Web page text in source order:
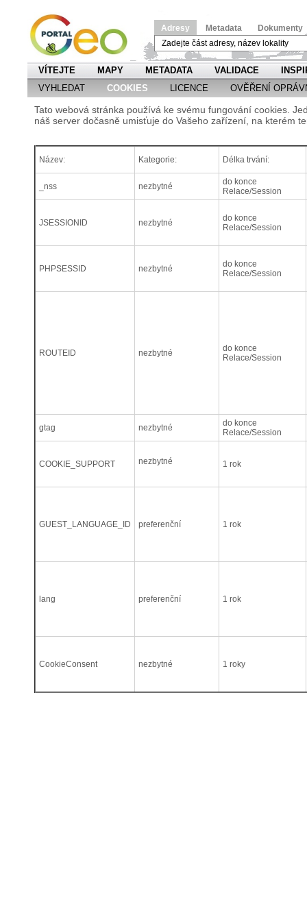
Adresy Metadata Dokumenty
VÍTEJTE MAPY METADATA VALIDACE
VYHLEDAT
COOKIES LICENCE OVĚŘENÍ
Tato webová stránka používá ke svému fungování cookies.
náš server dočasně umisťuje do Vašeho zařízení, na kterém
Název: Kategorie: Délka trvání:
_nss nezbytné
do konce
Relace/Session
JSESSIONID nezbytné
do konce
Relace/Session
PHPSESSID nezbytné
do konce
Relace/Session
ROUTEID nezbytné
do konce
Relace/Session
gtag nezbytné
do konce
Relace/Session
COOKIE_SUPPORT nezbytné 1 rok
GUEST_LANGUAGE_ID preferenční 1 rok
lang preferenční 1 rok
CookieConsent nezbytné 1 roky